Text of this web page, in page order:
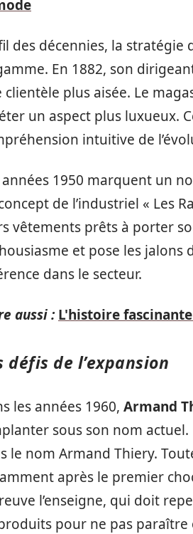
des décennies, la stratégie
En 1882, son
clientèle plus aisée. Le
un aspect plus luxueux.
intuitive de
années 1950 marquent un
de l’industriel « Les
vêtements prêts à porter
et pose les jalons
dans le secteur.
aussi : L'histoire
défis de l’expansion
les années 1960, Armand
sous son nom
le nom Armand Thiery.
après le premier
l’enseigne, qui doit
pour ne pas paraître